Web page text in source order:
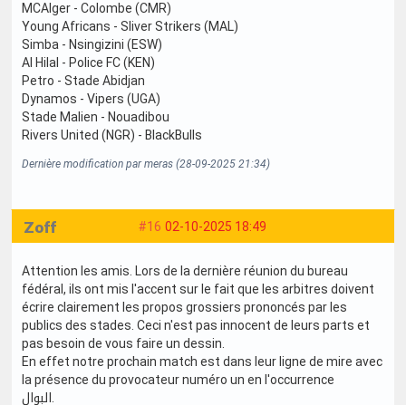
MCAlger - Colombe (CMR)
Young Africans - Sliver Strikers (MAL)
Simba - Nsingizini (ESW)
Al Hilal - Police FC (KEN)
Petro - Stade Abidjan
Dynamos - Vipers (UGA)
Stade Malien - Nouadibou
Rivers United (NGR) - BlackBulls
Dernière modification par meras (28-09-2025 21:34)
#16 02-10-2025 18:49
Zoff
Attention les amis. Lors de la dernière réunion du bureau
fédéral, ils ont mis l'accent sur le fait que les arbitres doivent
écrire clairement les propos grossiers prononcés par les
publics des stades. Ceci n'est pas innocent de leurs parts et
pas besoin de vous faire un dessin.
En effet notre prochain match est dans leur ligne de mire avec
la présence du provocateur numéro un en l'occurrence